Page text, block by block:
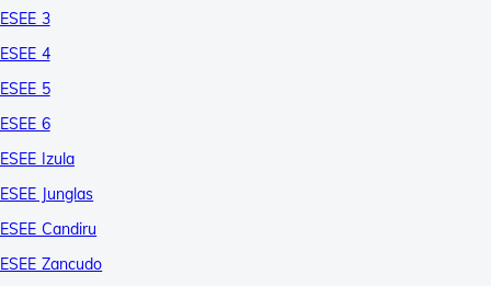
ESEE 3
ESEE 4
ESEE 5
ESEE 6
ESEE Izula
ESEE Junglas
ESEE Candiru
ESEE Zancudo